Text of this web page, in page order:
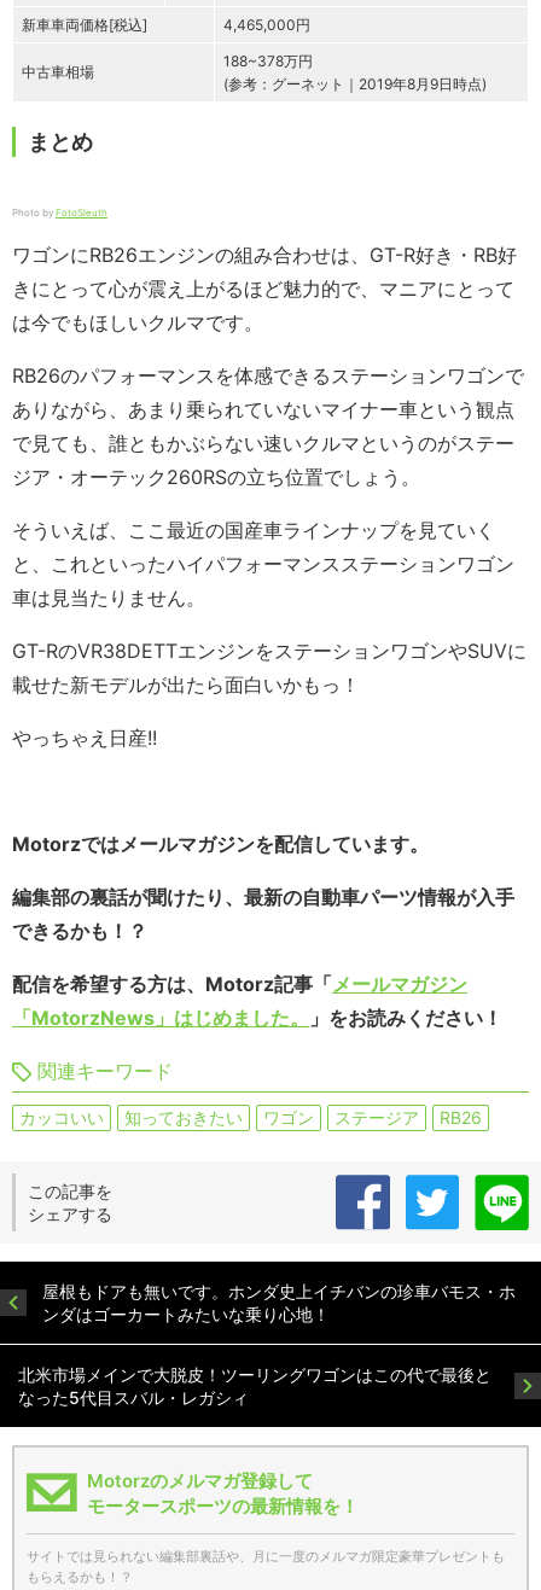
新車車両価格[税込]
4,465,000円
中古車相場
188~378万円
(参考：グーネット｜2019年8月9日時点)
まとめ
Photo by FotoSleuth
ワゴンにRB26エンジンの組み合わせは、GT-R好き・RB好
きにとって心が震え上がるほど魅力的で、マニアにとって
は今でもほしいクルマです。
RB26のパフォーマンスを体感できるステーションワゴンで
ありながら、あまり乗られていないマイナー車という観点
で見ても、誰ともかぶらない速いクルマというのがステー
ジア・オーテック260RSの立ち位置でしょう。
そういえば、ここ最近の国産車ラインナップを見ていく
と、これといったハイパフォーマンスステーションワゴン
車は見当たりません。
GT-RのVR38DETTエンジンをステーションワゴンやSUVに
載せた新モデルが出たら面白いかもっ！
やっちゃえ日産!!
Motorzではメールマガジンを配信しています。
編集部の裏話が聞けたり、最新の自動車パーツ情報が入手
できるかも！？
配信を希望する方は、Motorz記事「メールマガジン
「MotorzNews」はじめました。
」をお読みください！
関連キーワード
カッコいい 知っておきたい ワゴン ステージア RB26
この記事を
シェアする
屋根もドアも無いです。ホンダ史上イチバンの珍車バモス・ホ
ンダはゴーカートみたいな乗り心地！
北米市場メインで大脱皮！ツーリングワゴンはこの代で最後と
なった5代目スバル・レガシィ
Motorzのメルマガ登録して
モータースポーツの最新情報を！
サイトでは見られない編集部裏話や、月に一度のメルマガ限定豪華プレゼントも
もらえるかも！？